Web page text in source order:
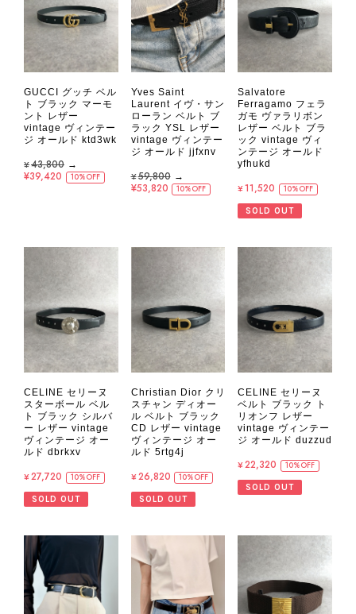
GUCCI グッチ ベル
ト ブラック マーモ
ント レザー
vintage ヴィンテー
ジ オールド ktd3wk
¥43,800 →
¥39,420
10%OFF
Yves Saint
Laurent イヴ・サン
ローラン ベルト ブ
ラック YSL レザー
vintage ヴィンテー
ジ オールド jjfxnv
¥59,800→
¥53,820
10%OFF
Salvatore
Ferragamo フェラ
ガモ ヴァラリボン
レザー ベルト ブラ
ック vintage ヴィ
ンテージ オールド
yfhukd
¥11,520 10%OFF
SOLD OUT
CELINE セリーヌ
スターボール ベル
ト ブラック シルバ
ー レザー vintage
ヴィンテージ オー
ルド dbrkxv
¥27,720 10%OFF
SOLD OUT
Christian Dior クリ
スチャン ディオー
ル ベルト ブラック
CD レザー vintage
ヴィンテージ オー
ルド 5rtg4j
¥26,820 10%OFF
SOLD OUT
CELINE セリーヌ
ベルト ブラック ト
リオンフ レザー
vintage ヴィンテー
ジ オールド duzzud
¥22,320 10%OFF
SOLD OUT